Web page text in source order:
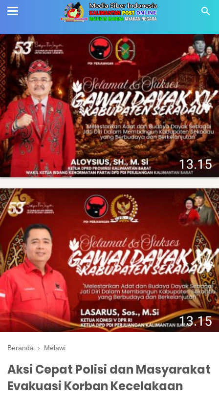
Beranda › Melawi
Aksi Cepat Polisi dan Masyarakat
Evakuasi Korban Kecelakaan